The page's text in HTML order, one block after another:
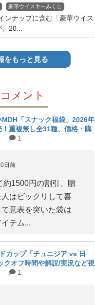
豪華ウイスキーみくじ
ンナップに含む「豪華ウイス
20...
をもっと見る
メント
「スナック福袋」2026年
重複無し全31種、価格・購
1
日前
約1500円の割引、贈
はビックリして喜
意表を突いた袋は
テム...
カップ「チュニジア vs 日
クオフ時間や解説/実況など視
とめ【NHK BS1/日テ
1